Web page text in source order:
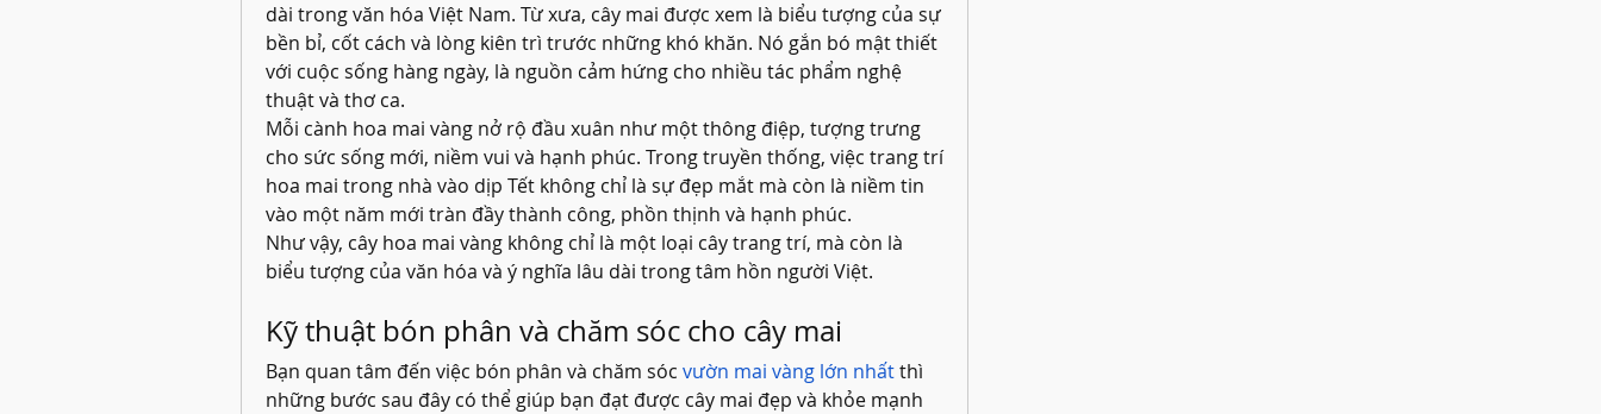
dài trong văn hóa Việt Nam. Từ xưa, cây mai được xem là biểu tượng của sự
bền bỉ, cốt cách và lòng kiên trì trước những khó khăn. Nó gắn bó mật thiết
với cuộc sống hàng ngày, là nguồn cảm hứng cho nhiều tác phẩm nghệ
thuật và thơ ca.
Mỗi cành hoa mai vàng nở rộ đầu xuân như một thông điệp, tượng trưng
cho sức sống mới, niềm vui và hạnh phúc. Trong truyền thống, việc trang trí
hoa mai trong nhà vào dịp Tết không chỉ là sự đẹp mắt mà còn là niềm tin
vào một năm mới tràn đầy thành công, phồn thịnh và hạnh phúc.
Như vậy, cây hoa mai vàng không chỉ là một loại cây trang trí, mà còn là
biểu tượng của văn hóa và ý nghĩa lâu dài trong tâm hồn người Việt.
Kỹ thuật bón phân và chăm sóc cho cây mai
Bạn quan tâm đến việc bón phân và chăm sóc vườn mai vàng lớn nhất thì
những bước sau đây có thể giúp bạn đạt được cây mai đẹp và khỏe mạnh